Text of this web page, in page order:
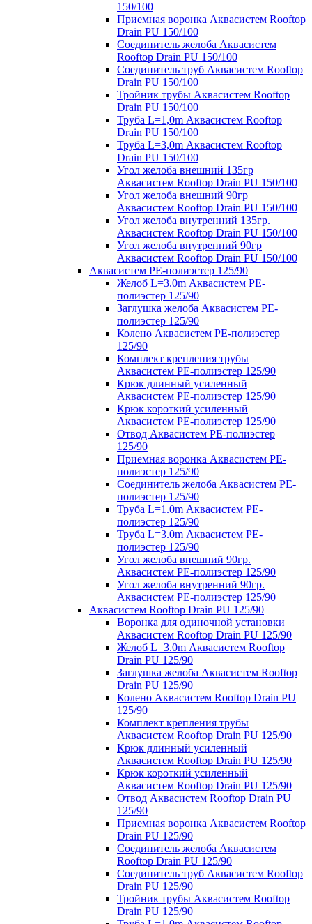
150/100
Приемная воронка Аквасистем Rooftop
Drain PU 150/100
Соединитель желоба Аквасистем
Rooftop Drain PU 150/100
Соединитель труб Аквасистем Rooftop
Drain PU 150/100
Тройник трубы Аквасистем Rooftop
Drain PU 150/100
Труба L=1,0m Аквасистем Rooftop
Drain PU 150/100
Труба L=3,0m Аквасистем Rooftop
Drain PU 150/100
Угол желоба внешний 135гр
Аквасистем Rooftop Drain PU 150/100
Угол желоба внешний 90гр
Аквасистем Rooftop Drain PU 150/100
Угол желоба внутренний 135гр.
Аквасистем Rooftop Drain PU 150/100
Угол желоба внутренний 90гр
Аквасистем Rooftop Drain PU 150/100
Аквасистем PE-полиэстер 125/90
Желоб L=3.0m Аквасистем PE-
полиэстер 125/90
Заглушка желоба Аквасистем PE-
полиэстер 125/90
Колено Аквасистем PE-полиэстер
125/90
Комплект крепления трубы
Аквасистем PE-полиэстер 125/90
Крюк длинный усиленный
Аквасистем PE-полиэстер 125/90
Крюк короткий усиленный
Аквасистем PE-полиэстер 125/90
Отвод Аквасистем РЕ-полиэстер
125/90
Приемная воронка Аквасистем PE-
полиэстер 125/90
Соединитель желоба Аквасистем PE-
полиэстер 125/90
Труба L=1.0m Аквасистем PE-
полиэстер 125/90
Труба L=3.0m Аквасистем PE-
полиэстер 125/90
Угол желоба внешний 90гр.
Аквасистем PE-полиэстер 125/90
Угол желоба внутренний 90гр.
Аквасистем PE-полиэстер 125/90
Аквасистем Rooftop Drain PU 125/90
Воронка для одиночной установки
Аквасистем Rooftop Drain PU 125/90
Желоб L=3.0m Аквасистем Rooftop
Drain PU 125/90
Заглушка желоба Аквасистем Rooftop
Drain PU 125/90
Колено Аквасистем Rooftop Drain PU
125/90
Комплект крепления трубы
Аквасистем Rooftop Drain PU 125/90
Крюк длинный усиленный
Аквасистем Rooftop Drain PU 125/90
Крюк короткий усиленный
Аквасистем Rooftop Drain PU 125/90
Отвод Аквасистем Rooftop Drain PU
125/90
Приемная воронка Аквасистем Rooftop
Drain PU 125/90
Соединитель желоба Аквасистем
Rooftop Drain PU 125/90
Соединитель труб Аквасистем Rooftop
Drain PU 125/90
Тройник трубы Аквасистем Rooftop
Drain PU 125/90